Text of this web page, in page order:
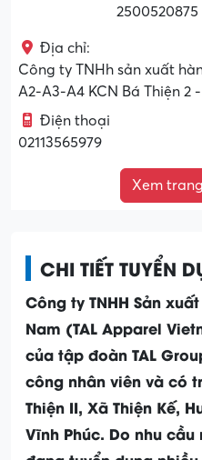
2500520875
Địa chỉ:
Công ty TNHh sản xuất
A2-A3-A4 KCN Bá Thiện 2
Điện thoại
02113565979
Xem
CHI TIẾT TUYỂN
Công ty TNHH Sản
Nam (TAL Apparel
của tập đoàn TAL
công nhân viên và có
Thiện II, Xã Thiện Kế,
Vĩnh Phúc. Do nhu cầu